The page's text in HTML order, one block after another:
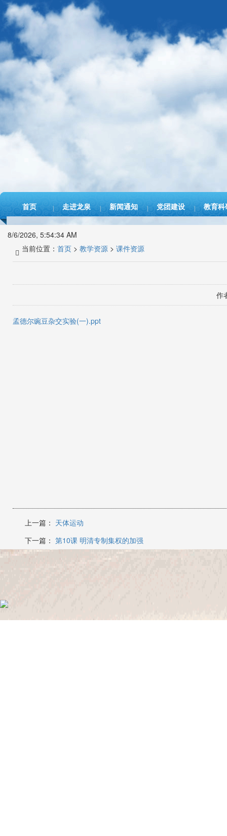
首页 走进龙泉 新闻通知 党团建设 教育科
8/6/2026, 5:54:34 AM
当前位置： 首页 > 教学资源 > 课件资源
作
孟德尔豌豆杂交实验(一).ppt
上一篇： 天体运动
下一篇： 第10课 明清专制集权的加强